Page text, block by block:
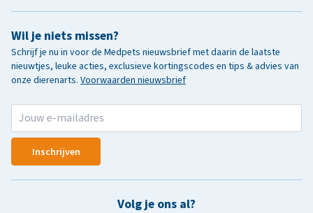
Wil je niets missen?
Schrijf je nu in voor de Medpets nieuwsbrief met daarin de laatste
nieuwtjes, leuke acties, exclusieve kortingscodes en tips & advies van
onze dierenarts. Voorwaarden nieuwsbrief
Inschrijven
Volg je ons al?